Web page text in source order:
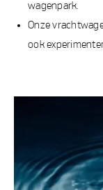
wagenpark.
Onze
ook